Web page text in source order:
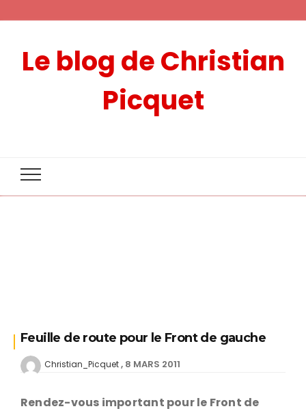
Le blog de Christian
Picquet
Feuille de route pour le Front de gauche
Christian_Picquet 8 MARS 2011
Rendez-vous important pour le Front de